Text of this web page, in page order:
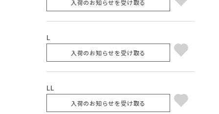
入荷のお知らせを受け取る
L
入荷のお知らせを受け取る
LL
入荷のお知らせを受け取る